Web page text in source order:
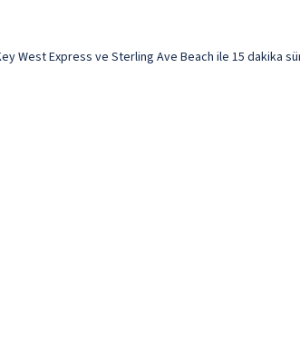
West Express ve Sterling Ave Beach ile 15 dakika